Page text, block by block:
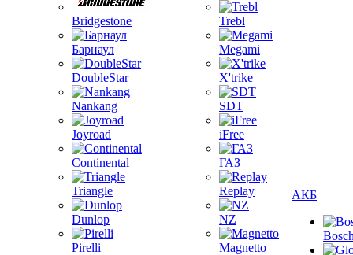
Bridgestone
Барнаул
DoubleStar
Nankang
Joyroad
Continental
Triangle
Dunlop
Pirelli
Trebl
Megami
X'trike
SDT
iFree
ГАЗ
Replay
NZ
Magnetto
АКБ